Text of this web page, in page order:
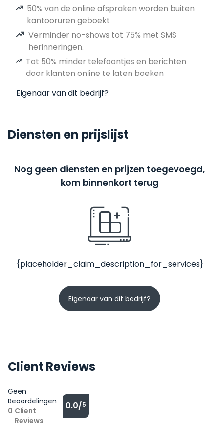
50% van de online afspraken worden buiten
kantooruren geboekt
Verminder no-shows tot 75% met SMS
herinneringen.
Tot 50% minder telefoontjes en berichten
door klanten online te laten boeken
Eigenaar van dit bedrijf?
Diensten en prijslijst
Nog geen diensten en prijzen toegevoegd,
kom binnenkort terug
{placeholder_claim_description_for_services}
Eigenaar van dit bedrijf?
Client Reviews
Geen
Beoordelingen
0 Client
Reviews
0.0/5